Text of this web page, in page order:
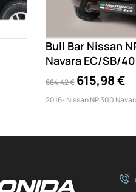
Bull Bar Nissan
Navara EC/SB/
684,42 € 615,98 €
2016- Nissan NP 300